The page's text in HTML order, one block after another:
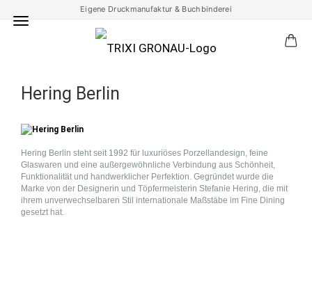
Eigene Druckmanufaktur & Buchbinderei
Hering Berlin
Hering Berlin steht seit 1992 für luxuriöses Porzellandesign, feine
Glaswaren und eine außergewöhnliche Verbindung aus Schönheit,
Funktionalität und handwerklicher Perfektion. Gegründet wurde die
Marke von der Designerin und Töpfermeisterin Stefanie Hering, die mit
ihrem unverwechselbaren Stil internationale Maßstäbe im Fine Dining
gesetzt hat.